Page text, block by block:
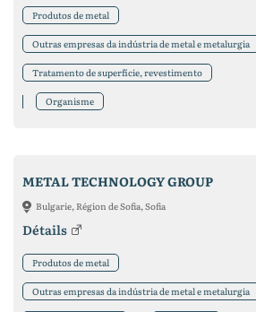
Produtos de metal
Outras empresas da indústria de metal e metalurgia
Tratamento de superfície, revestimento
Organisme
METAL TECHNOLOGY GROUP
Bulgarie, Région de Sofia, Sofia
Détails
Produtos de metal
Outras empresas da indústria de metal e metalurgia